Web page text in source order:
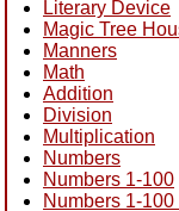
Literary Device
Magic Tree
Manners
Math
Addition
Division
Multiplication
Numbers
Numbers 1-100
Numbers 1-